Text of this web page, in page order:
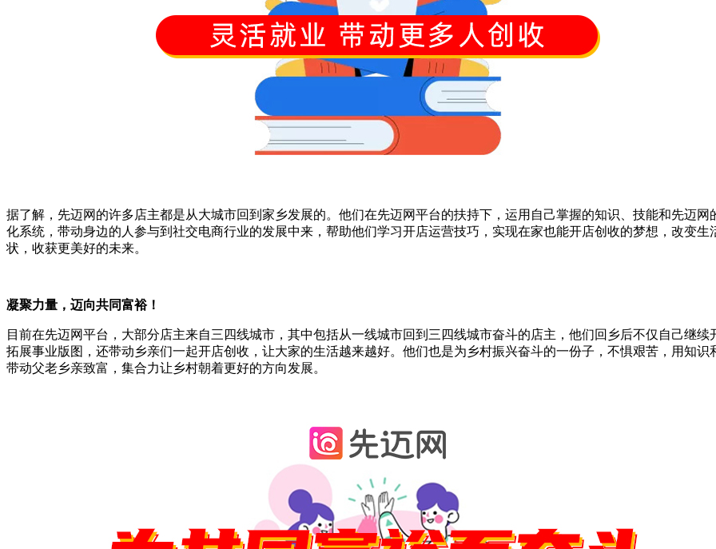
据了解，先迈网的许多店主都是从大城市回到家乡发展的。他们在先迈网平台的扶持下，运用自己掌握的知识、技能和先迈网
化系统，带动身边的人参与到社交电商行业的发展中来，帮助他们学习开店运营技巧，实现在家也能开店创收的梦想，改变生
状，收获更美好的未来。
凝聚力量，迈向共同富裕！
目前在先迈网平台，大部分店主来自三四线城市，其中包括从一线城市回到三四线城市奋斗的店主，他们回乡后不仅自己继续
拓展事业版图，还带动乡亲们一起开店创收，让大家的生活越来越好。他们也是为乡村振兴奋斗的一份子，不惧艰苦，用知识
带动父老乡亲致富，集合力让乡村朝着更好的方向发展。